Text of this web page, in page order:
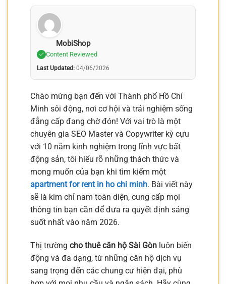
MobiShop
Content Reviewed
Last Updated: 04/06/2026
Chào mừng bạn đến với Thành phố Hồ Chí
Minh sôi động, nơi cơ hội và trải nghiệm sống
đẳng cấp đang chờ đón! Với vai trò là một
chuyên gia SEO Master và Copywriter kỳ cựu
với 10 năm kinh nghiệm trong lĩnh vực bất
động sản, tôi hiểu rõ những thách thức và
mong muốn của bạn khi tìm kiếm một
apartment for rent in ho chi minh. Bài viết này
sẽ là kim chỉ nam toàn diện, cung cấp mọi
thông tin bạn cần để đưa ra quyết định sáng
suốt nhất vào năm 2026.
Thị trường cho thuê căn hộ Sài Gòn luôn biến
động và đa dạng, từ những căn hộ dịch vụ
sang trọng đến các chung cư hiện đại, phù